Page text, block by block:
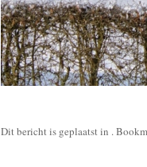
Dit bericht is geplaatst in .